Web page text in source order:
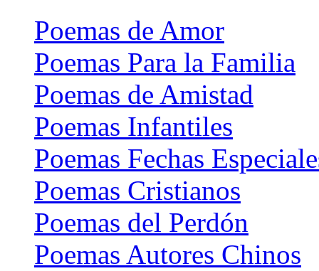
Poemas de Amor
Poemas Para la Familia
Poemas de Amistad
Poemas Infantiles
Poemas Fechas
Poemas Cristianos
Poemas del Perdón
Poemas Autores Chinos